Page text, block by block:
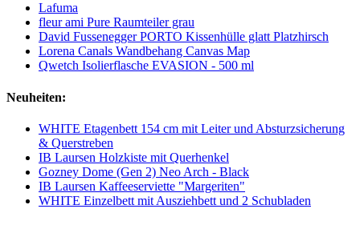
Lafuma
fleur ami Pure Raumteiler grau
David Fussenegger PORTO Kissenhülle glatt Platzhirsch
Lorena Canals Wandbehang Canvas Map
Qwetch Isolierflasche EVASION - 500 ml
Neuheiten:
WHITE Etagenbett 154 cm mit Leiter und Absturzsicherung
& Querstreben
IB Laursen Holzkiste mit Querhenkel
Gozney Dome (Gen 2) Neo Arch - Black
IB Laursen Kaffeeserviette "Margeriten"
WHITE Einzelbett mit Ausziehbett und 2 Schubladen